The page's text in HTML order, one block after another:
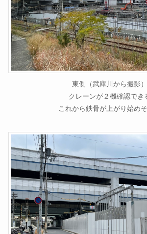
東側（武庫川から撮影）
クレーンが２機確認でき
これから鉄骨が上がり始め